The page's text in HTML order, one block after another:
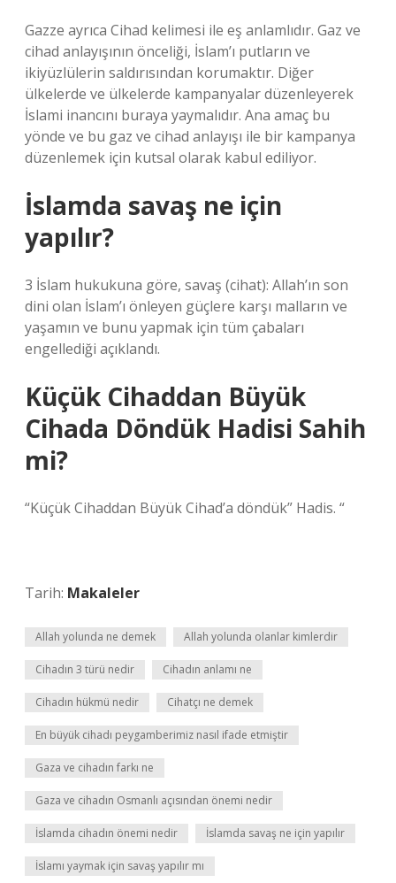
Gazze ayrıca Cihad kelimesi ile eş anlamlıdır. Gaz ve
cihad anlayışının önceliği, İslam’ı putların ve
ikiyüzlülerin saldırısından korumaktır. Diğer
ülkelerde ve ülkelerde kampanyalar düzenleyerek
İslami inancını buraya yaymalıdır. Ana amaç bu
yönde ve bu gaz ve cihad anlayışı ile bir kampanya
düzenlemek için kutsal olarak kabul ediliyor.
İslamda savaş ne için
yapılır?
3 İslam hukukuna göre, savaş (cihat): Allah’ın son
dini olan İslam’ı önleyen güçlere karşı malların ve
yaşamın ve bunu yapmak için tüm çabaları
engellediği açıklandı.
Küçük Cihaddan Büyük
Cihada Döndük Hadisi Sahih
mi?
“Küçük Cihaddan Büyük Cihad’a döndük” Hadis. “
Tarih: Makaleler
Allah yolunda ne demek Allah yolunda olanlar kimlerdir
Cihadın 3 türü nedir Cihadın anlamı ne
Cihadın hükmü nedir Cihatçı ne demek
En büyük cihadı peygamberimiz nasıl ifade etmiştir
Gaza ve cihadın farkı ne
Gaza ve cihadın Osmanlı açısından önemi nedir
İslamda cihadın önemi nedir İslamda savaş ne için yapılır
İslamı yaymak için savaş yapılır mı